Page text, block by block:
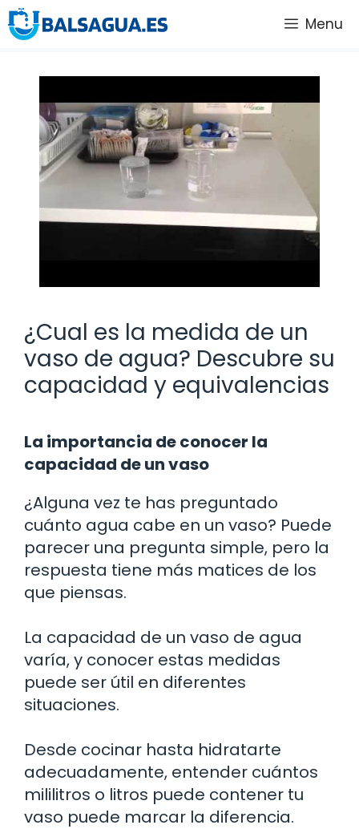
Saltar
al
Menu
¿Cual es la medida de un
vaso de agua? Descubre su
capacidad y equivalencias
La importancia de conocer la
capacidad de un vaso
¿Alguna vez te has preguntado
cuánto agua cabe en un vaso? Puede
parecer una pregunta simple, pero la
respuesta tiene más matices de los
que piensas.
La capacidad de un vaso de agua
varía, y conocer estas medidas
puede ser útil en diferentes
situaciones.
Desde cocinar hasta hidratarte
adecuadamente, entender cuántos
mililitros o litros puede contener tu
vaso puede marcar la diferencia.